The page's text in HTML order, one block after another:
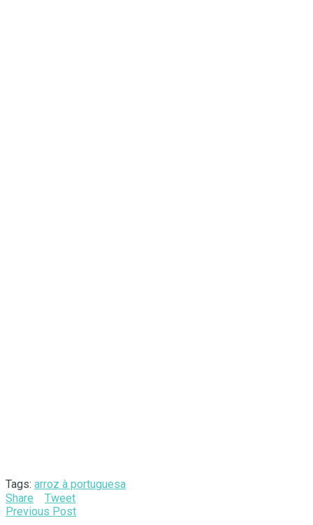
Tags: arroz à portuguesa
Share
Tweet
Previous Post